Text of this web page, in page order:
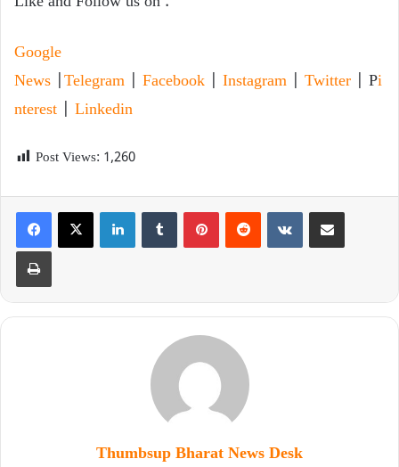
Google
News
Telegram Facebook Instagram Twitter | Pi
nterest
Linkedin
Post Views: 1,260
Thumbsup Bharat News Desk